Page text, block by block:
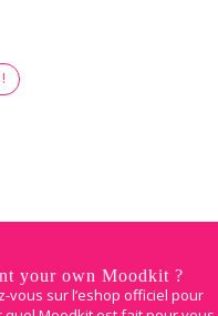
your own Moodkit ?
vous sur l’eshop officiel pour